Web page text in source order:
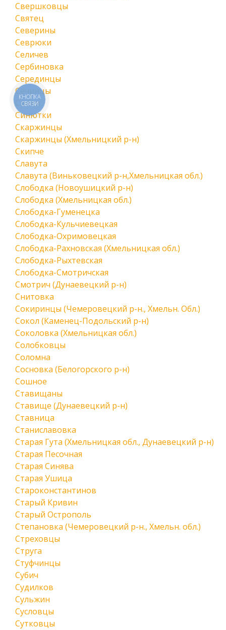
Свершковцы
Святец
Северины
Севрюки
Селичев
Сербиновка
Серединцы
Сечинцы
Сивки
Синютки
Скаржинцы
Скаржинцы (Хмельницкий р-н)
Скипче
Славута
Славута (Виньковецкий р-н,Хмельницкая обл.)
Слободка (Новоушицкий р-н)
Слободка (Хмельницкая обл.)
Слободка-Гуменецка
Слободка-Кульчиевецкая
Слободка-Охримовецкая
Слободка-Рахновская (Хмельницкая обл.)
Слободка-Рыхтевская
Слободка-Смотричская
Смотрич (Дунаевецкий р-н)
Снитовка
Сокиринцы (Чемеровецкий р-н., Хмельн. Обл.)
Сокол (Каменец-Подольский р-н)
Соколовка (Хмельницкая обл.)
Солобковцы
Соломна
Сосновка (Белогорского р-н)
Сошное
Ставищаны
Ставище (Дунаевецкий р-н)
Ставница
Станиславовка
Старая Гута (Хмельницкая обл., Дунаевецкий р-н)
Старая Песочная
Старая Синява
Старая Ушица
Староконстантинов
Старый Кривин
Старый Острополь
Степановка (Чемеровецкий р-н., Хмельн. обл.)
Стреховцы
Струга
Стуфчинцы
Субич
Судилков
Сульжин
Сусловцы
Сутковцы
КНОПКА
СВЯЗИ